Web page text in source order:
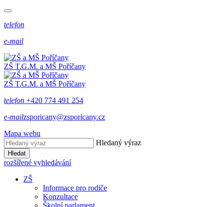
telefon
e-mail
ZŠ T.G.M. a MŠ Poříčany
ZŠ T.G.M. a MŠ Poříčany
telefon +420 774 491 254
e-mailzsporicany@zsporicany.cz
Mapa webu
Hledaný výraz
Hledat
rozšířené vyhledávání
ZŠ
Informace pro rodiče
Konzultace
Školní parlament